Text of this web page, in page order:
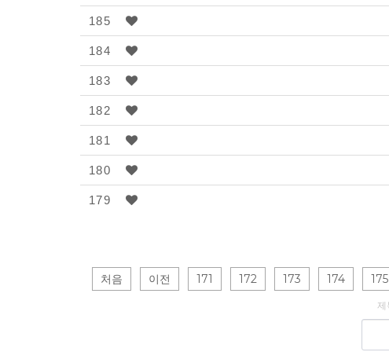
목
185
184
183
182
181
180
179
처음 이전 171 172 173 174 175